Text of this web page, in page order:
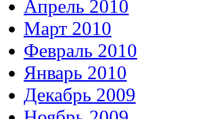
Апрель 2010
Март 2010
Февраль 2010
Январь 2010
Декабрь 2009